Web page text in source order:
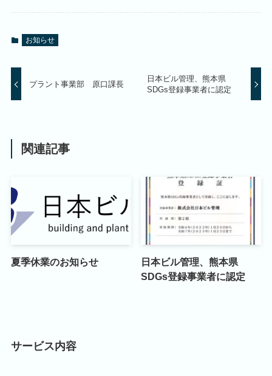
お知らせ
プラント事業部 原口課長
日本ビル管理、熊本県
SDGs登録事業者に認定
関連記事
夏季休業のお知らせ
日本ビル管理、熊本県
SDGs登録事業者に認定
サービス内容